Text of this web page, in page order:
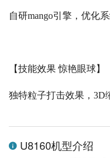
自研mango引擎，优化
【技能效果 惊艳眼球】
独特粒子打击效果， 3D
U8160机型介绍